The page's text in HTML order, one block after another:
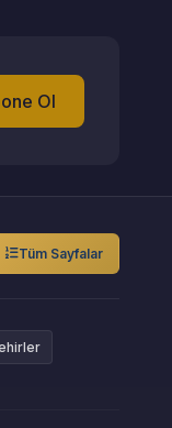
Ol
Tüm Sayfalar